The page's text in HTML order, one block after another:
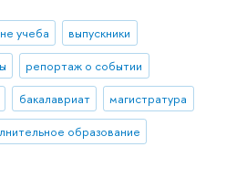
не учеба
выпускники
репортаж о событии
бакалавриат
магистратура
образование